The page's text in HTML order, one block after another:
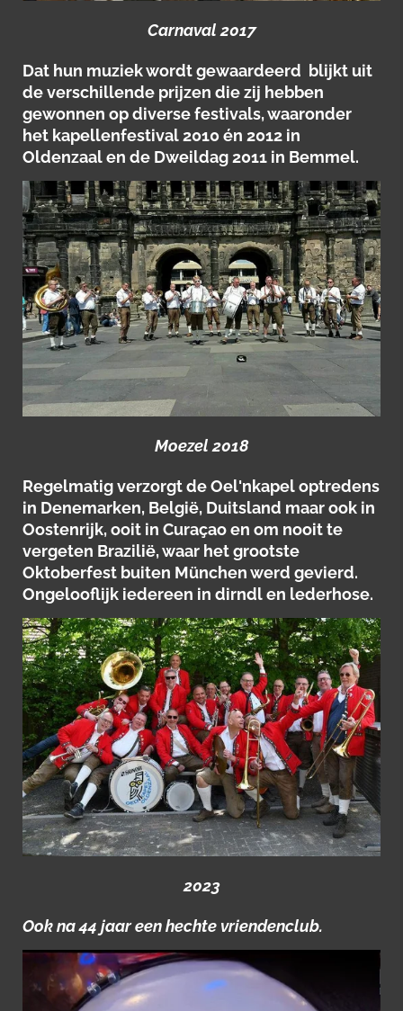
Carnaval 2017
Dat hun muziek wordt gewaardeerd blijkt uit
de verschillende prijzen die zij hebben
gewonnen op diverse festivals, waaronder
het kapellenfestival 2010 én 2012 in
Oldenzaal en de Dweildag 2011 in Bemmel.
Moezel 2018
Regelmatig verzorgt de Oel'nkapeloptredens
in Denemarken, België, Duitsland maar ook in
Oostenrijk, ooit in Curaçaoen om nooit te
vergeten Brazilië, waar het grootste
Oktoberfest buiten München werd gevierd.
Ongelooflijk iedereen in dirndl en lederhose.
2023
Ook na 44 jaar een hechte vriendenclub.